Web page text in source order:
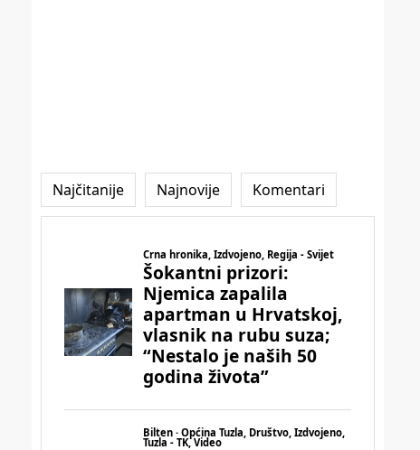
Najčitanije Najnovije Komentari